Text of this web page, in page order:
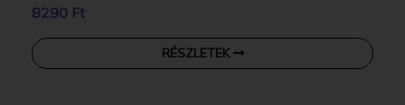
8290 Ft
RÉSZLETEK